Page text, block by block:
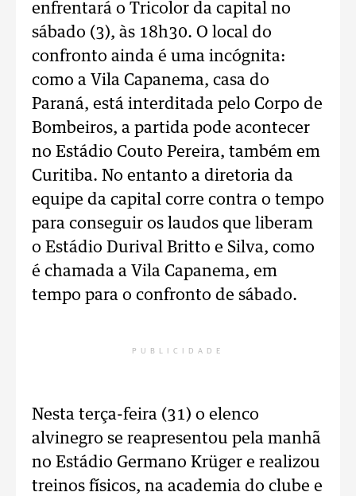
enfrentará o Tricolor da capital no
sábado (3), às 18h30. O local do
confronto ainda é uma incógnita:
como a Vila Capanema, casa do
Paraná, está interditada pelo Corpo de
Bombeiros, a partida pode acontecer
no Estádio Couto Pereira, também em
Curitiba. No entanto a diretoria da
equipe da capital corre contra o tempo
para conseguir os laudos que liberam
o Estádio Durival Britto e Silva, como
é chamada a Vila Capanema, em
tempo para o confronto de sábado.
PUBLICIDADE
Nesta terça-feira (31) o elenco
alvinegro se reapresentou pela manhã
no Estádio Germano Krüger e realizou
treinos físicos, na academia do clube e